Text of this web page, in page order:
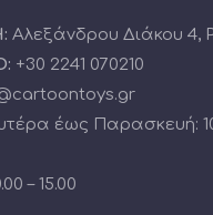
Αλεξάνδρου Διάκου 4,
+30 2241 070210
έως Παρασκευή:
– 15.00